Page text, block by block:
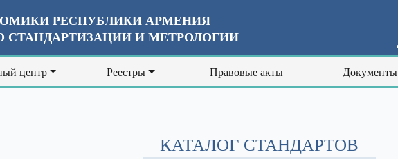
РЕСПУБЛИКИ АРМЕНИЯ
И МЕТРОЛОГИИ
центр Реестры Правовые акты Документы
КАТАЛОГ СТАНДАРТОВ